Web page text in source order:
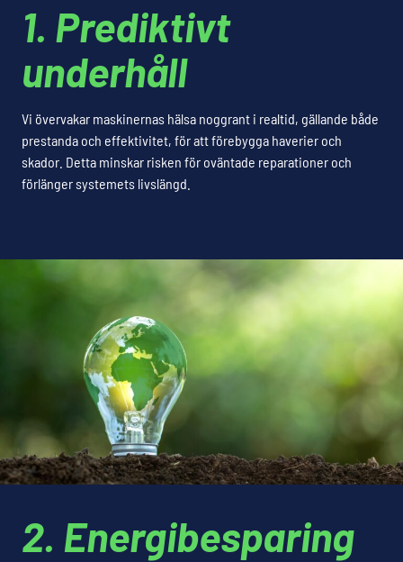
1. Prediktivt
underhåll
Vi övervakar maskinernas hälsa noggrant i realtid, gällande både
prestanda och effektivitet, för att förebygga haverier och
skador. Detta minskar risken för oväntade reparationer och
förlänger systemets livslängd.
2. Energibesparing